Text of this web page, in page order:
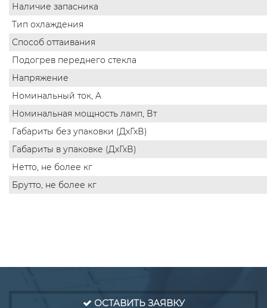
Наличие запасника
Тип охлаждения
Способ оттаивания
Подогрев переднего стекла
Напряжение
Номинальный ток, A
Номинальная мощность ламп, Вт
Габариты без упаковки (ДхГхВ)
Габариты в упаковке (ДхГхВ)
Нетто, не более кг
Брутто, не более кг
ОСТАВИТЬ ЗАЯВКУ